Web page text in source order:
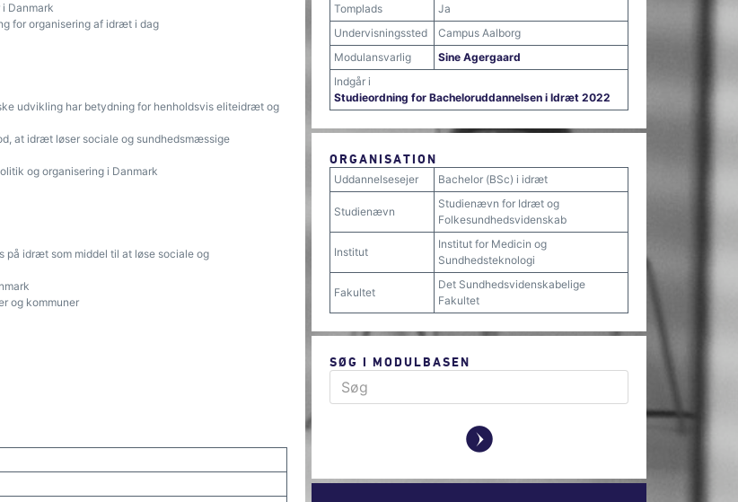
Danmark
for organisering af idræt i dag
udvikling har betydning for henholdsvis eliteidræt og
at idræt løser sociale og sundhedsmæssige
og organisering i Danmark
idræt som middel til at løse sociale og
og kommuner
Tomplads
Ja
Undervisningssted
Campus Aalborg
Modulansvarlig
Sine Agergaard
Indgår i
Studieordning for Bacheloruddannelsen i Idræt 2022
ORGANISATION
Uddannelsesejer Bachelor (BSc) i idræt
Studienævn
Studienævn for Idræt og
Folkesundhedsvidenskab
Institut
Institut for Medicin og
Sundhedsteknologi
Fakultet
Det Sundhedsvidenskabelige
Fakultet
SØG I MODULBASEN
y